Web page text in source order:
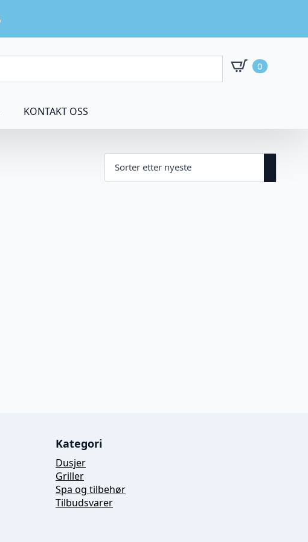
0
KONTAKT OSS
Kategori
Dusjer
Griller
Spa og tilbehør
Tilbudsvarer